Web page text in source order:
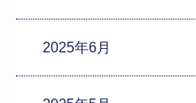
2025年6月